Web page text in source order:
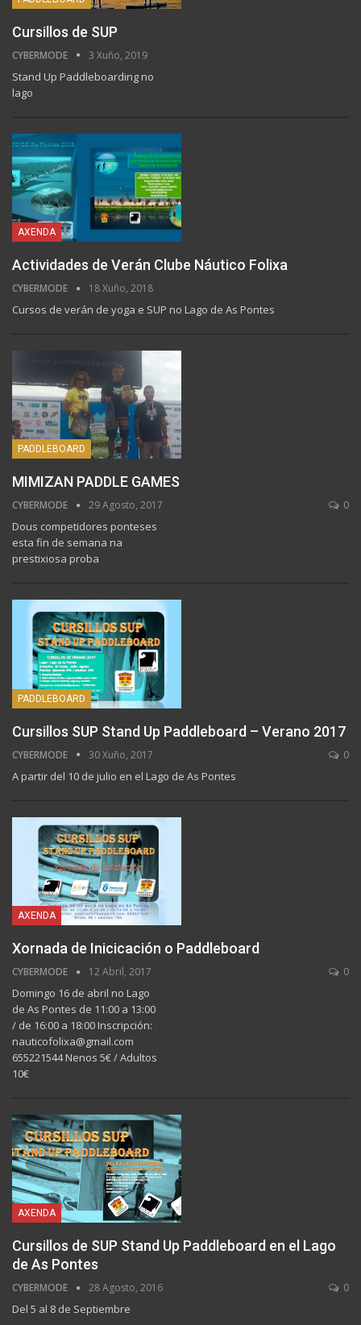
Cursillos de SUP
CYBERMODE 3 Xuño, 2019
Stand Up Paddleboarding no
lago
AXENDA
Actividades de Verán Clube Náutico Folixa
CYBERMODE 18 Xuño, 2018
Cursos de verán de yoga e SUP no Lago de As Pontes
PADDLEBOARD
MIMIZAN PADDLE GAMES
CYBERMODE 29 Agosto, 2017 0
Dous competidores ponteses
esta fin de semana na
prestixiosa proba
PADDLEBOARD
Cursillos SUP Stand Up Paddleboard – Verano 2017
CYBERMODE 30 Xuño, 2017 0
A partir del 10 de julio en el Lago de As Pontes
AXENDA
Xornada de Inicicación o Paddleboard
CYBERMODE 12 Abril, 2017 0
Domingo 16 de abril no Lago
de As Pontes de 11:00 a 13:00
/ de 16:00 a 18:00 Inscripción:
nauticofolixa@gmail.com
655221544 Nenos 5€ / Adultos
10€
AXENDA
Cursillos de SUP Stand Up Paddleboard en el Lago
de As Pontes
CYBERMODE 28 Agosto, 2016 0
Del 5 al 8 de Septiembre